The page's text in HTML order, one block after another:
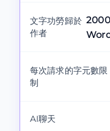
文字功勞歸於
作者
每次請求的字元數限
制
AI聊天